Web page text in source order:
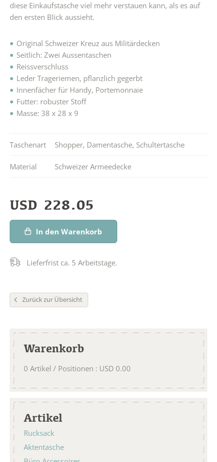
diese Einkaufstasche viel mehr verstauen kann, als es auf
den ersten Blick aussieht.
Original Schweizer Kreuz aus Militärdecken
Seitlich: Zwei Aussentaschen
Reissverschluss
Leder Trageriemen, pflanzlich gegerbt
Innenfächer für Handy, Portemonnaie
Futter: robuster Stoff
Masse: 38 x 28 x 9
Taschenart Shopper, Damentasche, Schultertasche
Material Schweizer Armeedecke
USD 228.05
In den Warenkorb
Lieferfrist ca. 5 Arbeitstage.
Zurück zur Übersicht
Warenkorb
0 Artikel / Positionen : USD 0.00
Artikel
Rucksack
Aktentasche